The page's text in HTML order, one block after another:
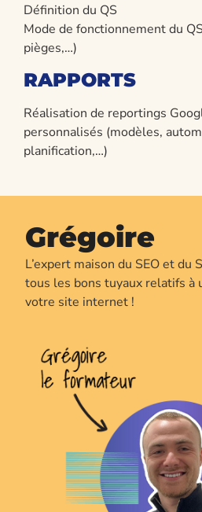
Définition du QS
Mode de fonctionnement du
pièges,…)
RAPPORTS
Réalisation de reportings
personnalisés (modèles,
planification,…)
Grégoire
L’expert maison du SEO et du
tous les bons tuyaux relatifs à
votre site internet !